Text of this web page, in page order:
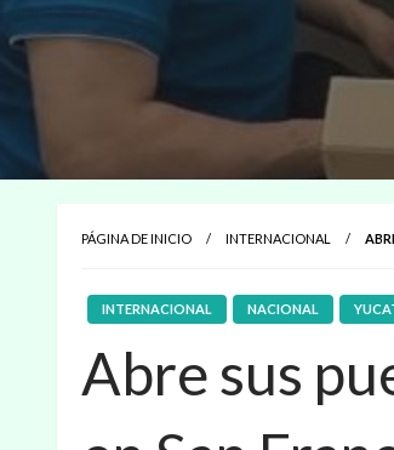
PÁGINA DE INICIO INTERNACIONAL
INTERNACIONAL NACIONAL
Abre sus